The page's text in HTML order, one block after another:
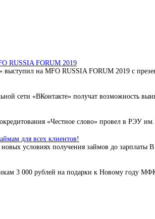
RUSSIA FORUM 2019
на MFO RUSSIA FORUM 2019 с
сети «ВКонтакте» получат возможность
«Честное слово» провел в РЭУ
для всех клиентов!
условиях получения займов до зарплаты
3 000 рублей на подарки к Новому году МФК